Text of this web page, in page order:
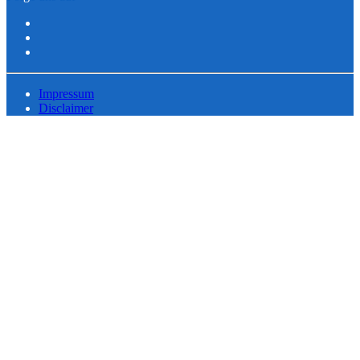
Impressum
Disclaimer